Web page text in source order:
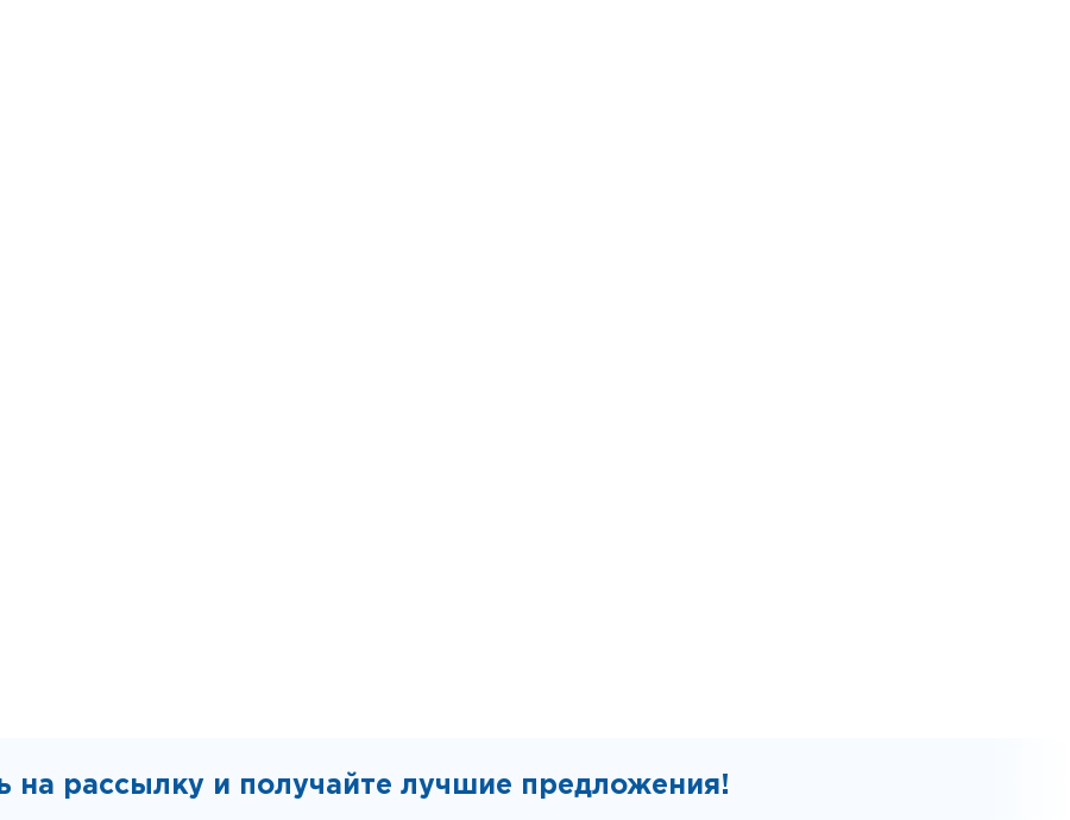
на рассылку и получайте лучшие предложения!